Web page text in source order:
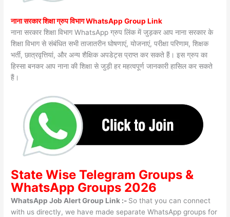
नाना सरकार शिक्षा ग्रुप विभाग WhatsApp Group Link
नाना सरकार शिक्षा विभाग WhatsApp ग्रुप लिंक में जुड़कर आप नाना सरकार के
शिक्षा विभाग से संबंधित सभी ताजातरीन घोषणाएं, योजनाएं, परीक्षा परिणाम, शिक्षक
भर्ती, छात्रवृत्तियां, और अन्य शैक्षिक अपडेट्स प्राप्त कर सकते हैं। इस ग्रुप का
हिस्सा बनकर आप नाना की शिक्षा से जुड़ी हर महत्वपूर्ण जानकारी हासिल कर सकते
हैं।
State WiseTelegram Groups &
WhatsApp Groups 2026
WhatsApp Job Alert Group Link :- So that you can connect
with us directly, we have made separate WhatsApp groups for